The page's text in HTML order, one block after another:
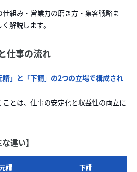
組み・営業力の磨き方・集客戦略ま
解説します。
仕事の流れ
」と「下請」の2つの立場で構成され
ことは、仕事の安定化と収益性の両立に
違い】
元請 下請